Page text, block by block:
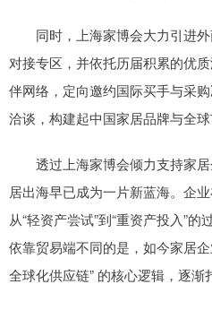
同时，上海家博会大力引进外
对接专区，并依托历届积累的优
伴网络，定向邀约国际买手与采
洽谈，构建起中国家居品牌与全球
透过上海家博会倾力支持家居
居出海早已成为一片新蓝海。企
从“轻资产尝试”到“重资产投入”
依靠贸易端不同的是，如今家居
全球化供应链” 的核心逻辑，逐渐